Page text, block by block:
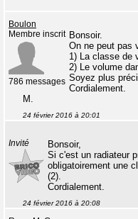
Boulon
Membre inscrit
786 messages
Bonsoir.
On ne peut pas
1) La classe de
2) Le volume
Soyez plus
Cordialement.
M.
24 février 2016 à 20:01
Invité
Bonsoir,
Si c'est un radiateur
obligatoirement une
(2).
Cordialement.
24 février 2016 à 20:08